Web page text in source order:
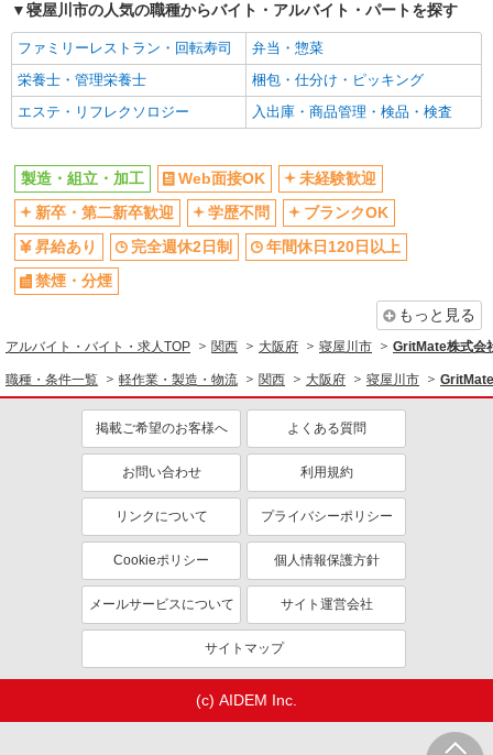
機械オペレーター／傷などの検品／日勤／土日
祝休み
時給1,500円〜1,875円＋交通費全額支給 ※残
業発生時は時給25％アップ ※交通費支給規定あり
※給与の希望日払い制度あり ［月収例］月22日勤
務の場合 時給1,500円×8時間×22日＝264,000円＋
雇入れ直後：大阪府寝屋川市点野 変更の範
囲：会社の定める就業場所
キープ 詳細を見る
派遣社員
株式会社グロップ 梅田オフィス
時給1,250円〜1,563円＋交通費全額支給 ※1日
8時間を超える勤務は時給25％アップ ※交通費支
＞＊月21日勤務の場合 時給1,250円×7.75時間×21
日＝203,438円＋残業代＋交通費
社の定める就業場所
キープ 詳細を見る
株式会社グロップ 梅田オフィス
製造サポート作業／準備や片付け／土日休み／
日勤
時給1,300円〜1,625円＋交通費全額支給 ※1日
8時間を超える勤務は時給25％アップ ※交通費支
給規定あり ※給与の希望日払い制度あり ＜月収例
＞ ＊月22日勤務の場合 時給1,300円×7.75時間
雇入れ直後：大阪府寝屋川市 変更の範囲：会
社の定める就業場所
寝屋川市の人気の職種からバイト・アルバイト・パートを探す
ファミリーレストラン・回転寿司
弁当・惣菜
栄養士・管理栄養士
梱包・仕分け・ピッキング
エステ・リフレクソロジー
入出庫・商品管理・検品・検査
製造・組立・加工 Web面接OK
未経験歓迎
新卒・第二新卒歓迎
学歴不問
ブランクOK
昇給あり
完全週休2日制
年間休日120日以上
禁煙・分煙
もっと見る
アルバイト・バイト・求人TOP 関西 大阪府 寝屋川市 GritMate株式会
職種・条件一覧 軽作業・製造・物流 関西 大阪府 寝屋川市
掲載ご希望のお客様へ よくある質問
お問い合わせ 利用規約
リンクについて プライバシーポリシー
Cookieポリシー 個人情報保護方針
メールサービスについて サイト運営会社
サイトマップ
(c) AIDEM Inc.